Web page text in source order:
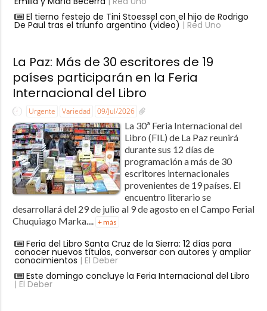
El tierno festejo de Tini Stoessel con el hijo de Rodrigo
De Paul tras el triunfo argentino (video) | Red Uno
La Paz: Más de 30 escritores de 19
países participarán en la Feria
Internacional del Libro
Urgente Variedad 09/Jul/2026
La 30ª Feria Internacional del
Libro (FIL) de La Paz reunirá
durante sus 12 días de
programación a más de 30
escritores internacionales
provenientes de 19 países. El
encuentro literario se
desarrollará del 29 de julio al 9 de agosto en el Campo Ferial
Chuquiago Marka.... + más
Feria del Libro Santa Cruz de la Sierra: 12 días para
conocer nuevos títulos, conversar con autores y ampliar
conocimientos | El Deber
Este domingo concluye la Feria Internacional del Libro
| El Deber